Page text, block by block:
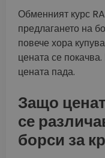
Обменният курс
предлагането на
повече хора
цената се
цената пада.
Защо
се
борси за